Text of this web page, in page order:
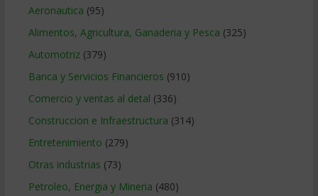
Aeronautica (95)
Alimentos, Agricultura, Ganaderia y Pesca (325)
Automotriz(379)
Banca y Servicios Financieros (910)
Comercio y ventas al detal (336)
Construccion e Infraestructura (314)
Entretenimiento (279)
Otras industrias (73)
Petroleo, Energia y Mineria (480)